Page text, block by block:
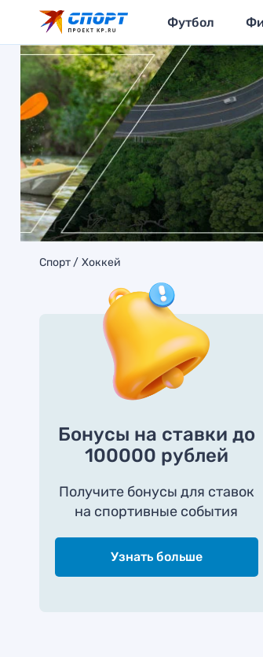
Футбол
Спорт Хоккей
Бонусы на ставки до
100000 рублей
Получите бонусы для ставок
на спортивные события
Узнать больше